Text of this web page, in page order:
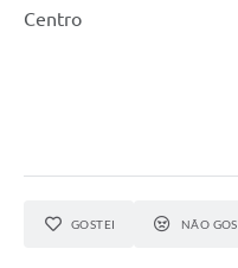
Centro
GOSTEI NÃO